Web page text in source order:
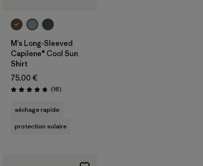
M's Long-Sleeved
Capilene® Cool Sun
Shirt
75,00 €
Évaluation: 4.8 / 5
(16Avis
)
séchage rapide
protection solaire